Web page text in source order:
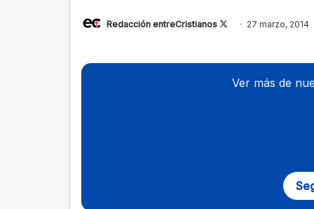
Redacción entreCristianos
Follow27 marzo, 2014
Ver más de